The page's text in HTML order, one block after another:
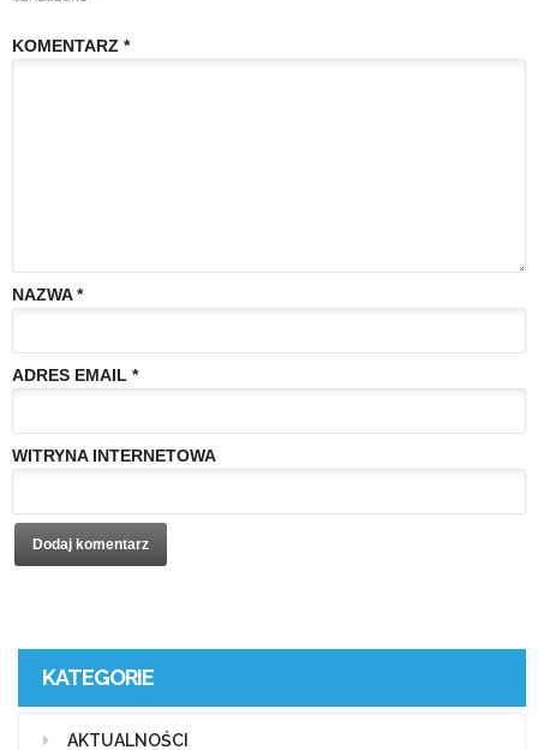
KOMENTARZ *
NAZWA*
ADRES EMAIL *
WITRYNA INTERNETOWA
KATEGORIE
AKTUALNOŚCI